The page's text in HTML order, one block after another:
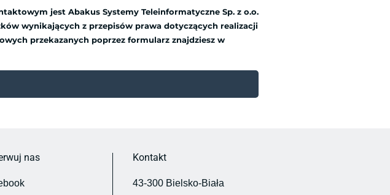
jest Abakus Systemy Teleinformatyczne Sp. z o.o.
wynikających z przepisów prawa dotyczących realizacji
przekazanych poprzez formularz znajdziesz w
nas Kontakt
43-300 Bielsko-Biała